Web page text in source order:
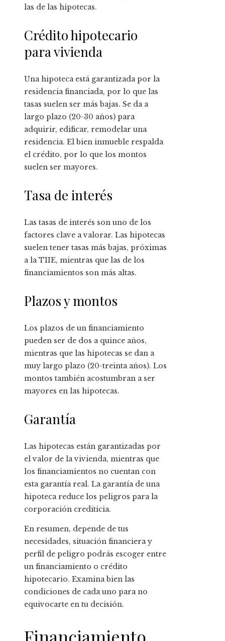
las de las hipotecas.
Crédito hipotecario
para vivienda
Una hipoteca está garantizada por la
residencia financiada, por lo que las
tasas suelen ser más bajas. Se da a
largo plazo (20-30 años) para
adquirir, edificar, remodelar una
residencia. El bien inmueble respalda
el crédito, por lo que los montos
suelen ser mayores.
Tasa de interés
Las tasas de interés son uno de los
factores clave a valorar. Las hipotecas
suelen tener tasas más bajas, próximas
a la TIIE, mientras que las de los
financiamientos son más altas.
Plazos y montos
Los plazos de un financiamiento
pueden ser de dos a quince años,
mientras que las hipotecas se dan a
muy largo plazo (20-treinta años). Los
montos también acostumbran a ser
mayores en las hipotecas.
Garantía
Las hipotecas están garantizadas por
el valor de la vivienda, mientras que
los financiamientos no cuentan con
esta garantía real. La garantía de una
hipoteca reduce los peligros para la
corporación crediticia.
En resumen, depende de tus
necesidades, situación financiera y
perfil de peligro podrás escoger entre
un financiamiento o crédito
hipotecario. Examina bien las
condiciones de cada uno para no
equivocarte en tu decisión.
Financiamiento